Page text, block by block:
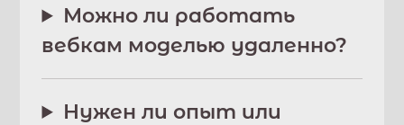
Можно ли работать
вебкам моделью удаленно?
Нужен ли опыт или